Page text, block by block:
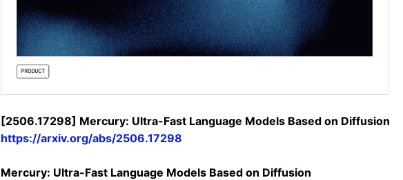
[2506.17298] Mercury: Ultra-Fast Language Models Based on Diffusion
https://arxiv.org/abs/2506.17298
Mercury: Ultra-Fast Language Models Based on Diffusion